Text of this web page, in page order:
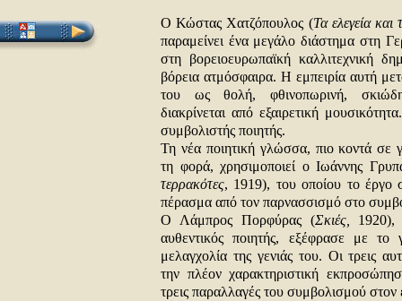
Ο Κώστας Χατζόπουλος (Τα ελεγεία και
παραμείνει ένα μεγάλο διάστημα στη
στη βορειοευρωπαϊκή καλλιτεχνική
βόρεια ατμόσφαιρα. Η εμπειρία αυτή
του ως θολή, φθινοπωρινή,
διακρίνεται από εξαιρετική
συμβολιστής ποιητής.
Τη νέα ποιητική γλώσσα, πιο κοντά σε
τη φορά, χρησιμοποιεί ο Ιωάννης
τερρακότες, 1919), του οποίου το έργο
πέρασμα από τον παρνασσισμό στο
Ο Λάμπρος Πορφύρας (Σκιές, 1920),
αυθεντικός ποιητής, εξέφρασε με το
μελαγχολία της γενιάς του. Οι τρεις
την πλέον χαρακτηριστική
τρεις παραλλαγές του συμβολισμού